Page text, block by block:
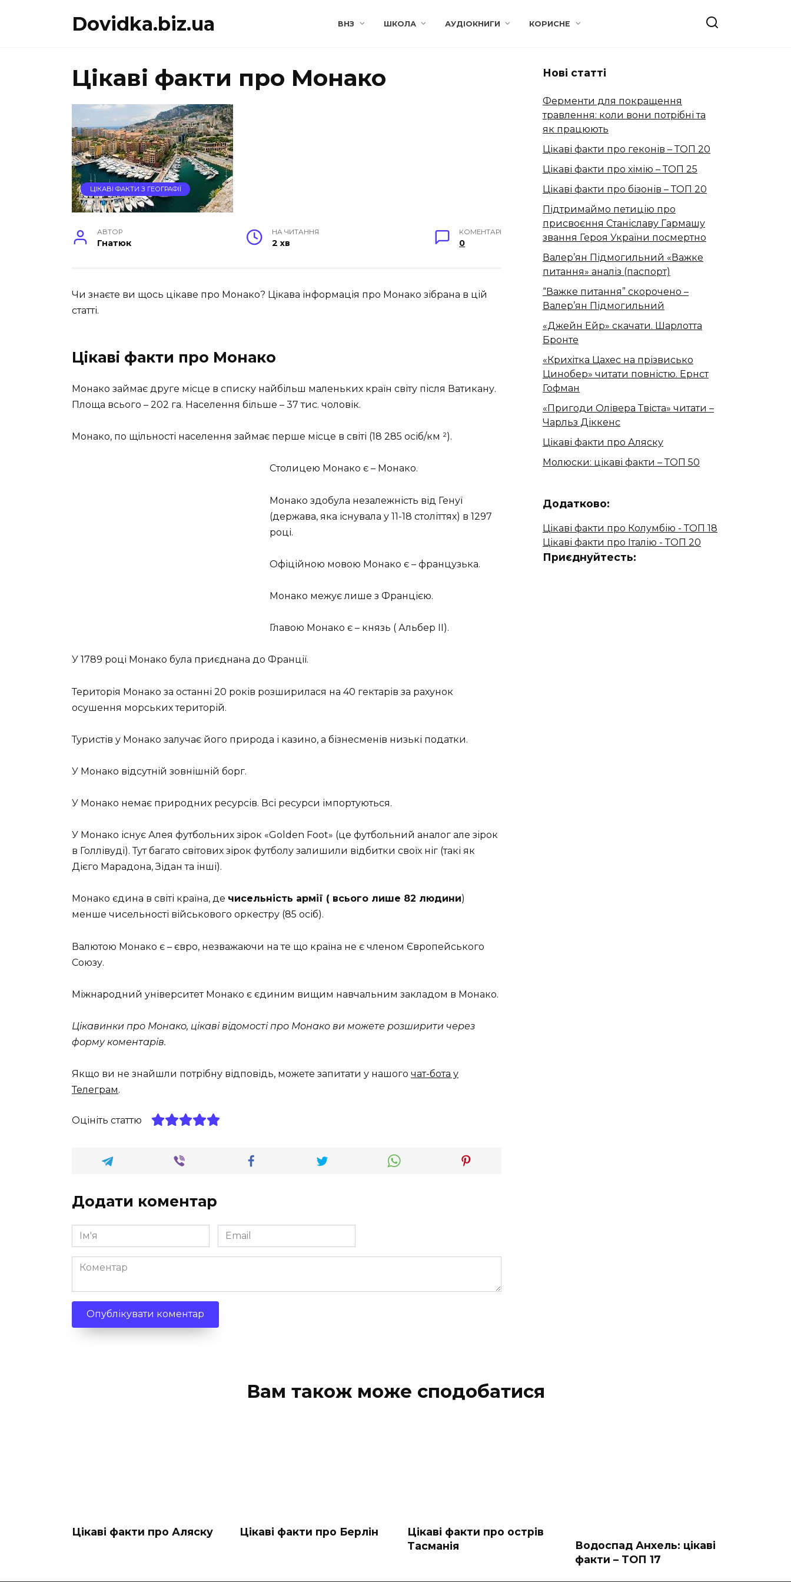
Dovidka.biz.ua ВНЗ ШКОЛА АУДІОКНИГИ КОРИСНЕ
Цікаві факти про Монако
ЦІКАВІ ФАКТИ З ГЕОГРАФІЇ
АВТОР
Гнатюк
НА ЧИТАННЯ
2 хв
КОМЕНТАРІ
0
Чи знаєте ви щось цікаве про Монако? Цікава інформація про Монако зібрана в цій
статті.
Цікаві факти про Монако
Монако займає друге місце в списку найбільш маленьких країн світу після Ватикану.
Площа всього – 202 га. Населення більше – 37 тис. чоловік.
Монако, по щільності населення займає перше місце в світі (18 285 осіб/км ²).
Столицею Монако є – Монако.
Монако здобула незалежність від Генуї
(держава, яка існувала у 11-18 століттях) в 1297
році.
Офіційною мовою Монако є – французька.
Монако межує лише з Францією.
Главою Монако є – князь ( Альбер II).
У 1789 році Монако була приєднана до Франції.
Територія Монако за останні 20 років розширилася на 40 гектарів за рахунок
осушення морських територій.
Туристів у Монако залучає його природа і казино, а бізнесменів низькі податки.
У Монако відсутній зовнішній борг.
У Монако немає природних ресурсів. Всі ресурси імпортуються.
У Монако існує Алея футбольних зірок «Golden Foot» (це футбольний аналог але зірок
в Голлівуді). Тут багато світових зірок футболу залишили відбитки своїх ніг (такі як
Дієго Марадона, Зідан та інші).
Монако єдина в світі країна, де чисельність армії ( всього лише 82 людини)
менше чисельності військового оркестру (85 осіб).
Валютою Монако є – євро, незважаючи на те що країна не є членом Європейського
Союзу.
Міжнародний університет Монако є єдиним вищим навчальним закладом в Монако.
Цікавинки про Монако, цікаві відомості про Монако ви можете розширити через
форму коментарів.
Якщо ви не знайшли потрібну відповідь, можете запитати у нашого чат-бота у
Телеграм.
Оцініть статтю
Додати коментар
Ім'я
*
Email
*
Коментар
Нові статті
Ферменти для покращення
травлення: коли вони потрібні та
як працюють
Цікаві факти про геконів – ТОП 20
Цікаві факти про хімію – ТОП 25
Цікаві факти про бізонів – ТОП 20
Підтримаймо петицію про
присвоєння Станіславу Гармашу
звання Героя України посмертно
Валер’ян Підмогильний «Важке
питання» аналіз (паспорт)
“Важке питання” скорочено –
Валер’ян Підмогильний
«Джейн Ейр» скачати. Шарлотта
Бронте
«Крихітка Цахес на прізвисько
Цинобер» читати повністю. Ернст
Гофман
«Пригоди Олівера Твіста» читати –
Чарльз Діккенс
Цікаві факти про Аляску
Молюски: цікаві факти – ТОП 50
Додатково:
Цікаві факти про Колумбію - ТОП 18
Цікаві факти про Італію - ТОП 20
Приєднуйтесть:
Вам також може сподобатися
Цікаві факти про Аляску Цікаві факти про Берлін
Цікаві факти про острів
Тасманія
Водоспад Анхель: цікаві
факти – ТОП 17